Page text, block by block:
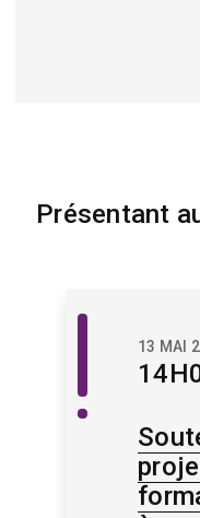
Présentant
numérique
13 MAI